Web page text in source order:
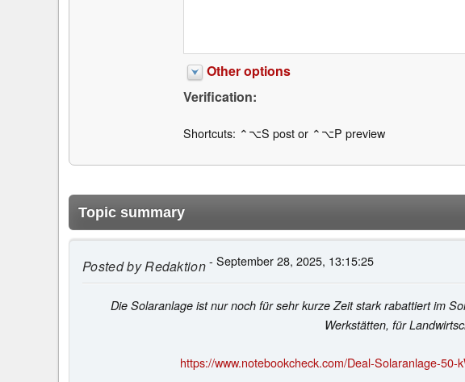
Other options
Verification:
Shortcuts: ⌃⌥S post or ⌃⌥P preview
Topic summary
Posted byRedaktion- September 28, 2025, 13:15:25
Die Solaranlage ist nur noch für sehr kurze Zeit stark rabattiert im
Werkstätten, für
https://www.notebookcheck.com/Deal-Solaranlage-